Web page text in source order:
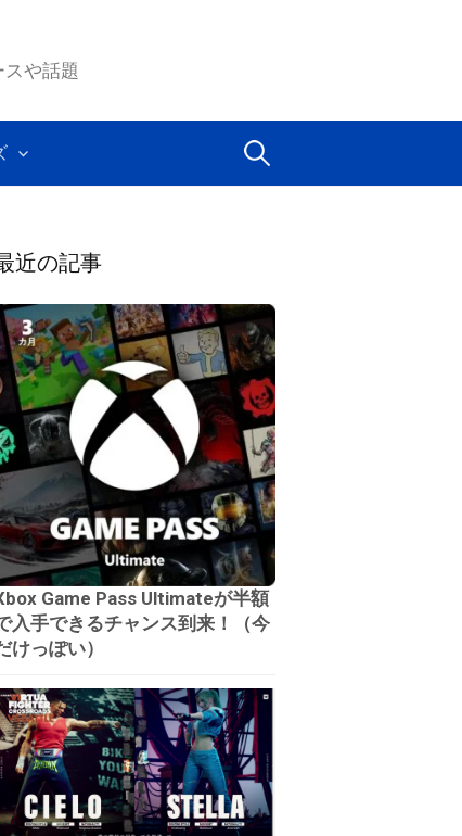
や話題
検
近の記事
Game Pass Ultimateが半額
入手できるチャンス到来！（今
けっぽい）